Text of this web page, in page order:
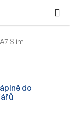
KOŠÍK
Slim
do